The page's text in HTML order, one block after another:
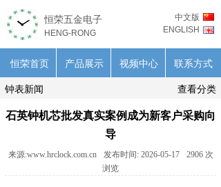
中文版
ENGLISH
恒荣五金电子
HENG-RONG
恒荣首页 产品展示 视频中心 联系方式
查看分类
钟表新闻
石英钟机芯批发真实案例成为新客户采购向
导
来源:www.hrclock.com.cn 发布时间: 2026-05-17 2906 次
浏览